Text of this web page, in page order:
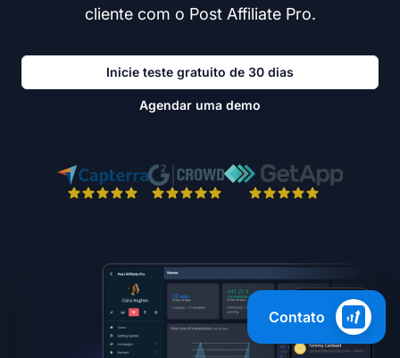
cliente com o Post Affiliate Pro.
Inicie teste gratuito de 30 dias
Agendar uma demo
Contato